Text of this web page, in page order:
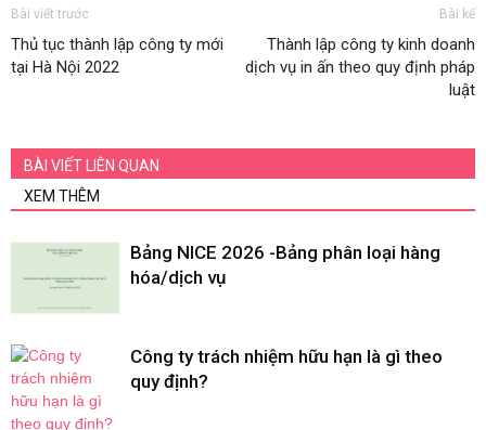
Bài viết trước
Thủ tục thành lập công ty mới
tại Hà Nội 2022
Bài kế
Thành lập công ty kinh doanh
dịch vụ in ấn theo quy định pháp
luật
BÀI VIẾT LIÊN QUAN
XEM THÊM
Bảng NICE 2026 -Bảng phân loại hàng
hóa/dịch vụ
Công ty trách nhiệm hữu hạn là gì theo
quy định?